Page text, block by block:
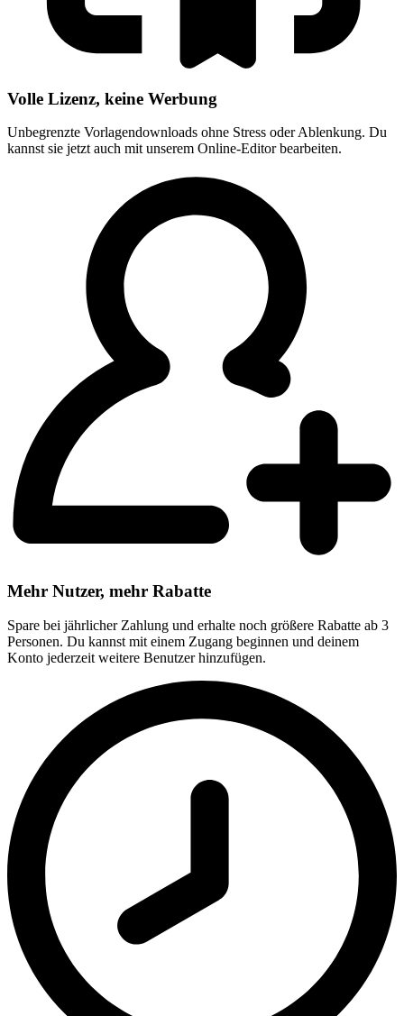
Volle Lizenz, keine Werbung
Unbegrenzte Vorlagendownloads ohne Stress oder Ablenkung. Du
kannst sie jetzt auch mit unserem Online-Editor bearbeiten.
Mehr Nutzer, mehr Rabatte
Spare bei jährlicher Zahlung und erhalte noch größere Rabatte ab 3
Personen. Du kannst mit einem Zugang beginnen und deinem
Konto jederzeit weitere Benutzer hinzufügen.